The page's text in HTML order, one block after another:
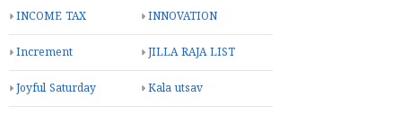
INCOME TAX INNOVATION
Increment JILLA RAJA LIST
Joyful Saturday Kala utsav